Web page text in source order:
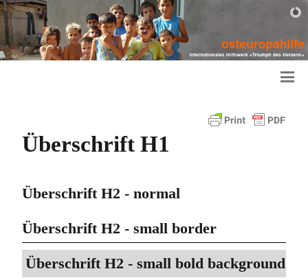
Überschrift H1
Überschrift H2 - normal
Überschrift H2 - small border
Überschrift H2 - small bold background